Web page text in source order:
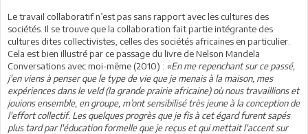
Le travail collaboratif n’est pas sans rapport avec les cultures des
sociétés. Il se trouve que la collaboration fait partie intégrante des
cultures dites collectivistes, celles des sociétés africaines en particulier.
Cela est bien illustré par ce passage du livre de Nelson Mandela
Conversations avec moi-même (2010) : «En me repenchant sur ce passé,
j'en viens à penser que le type de vie que je menais à la maison, mes
expériences dans le veld (la grande prairie africaine) où nous travaillions et
jouions ensemble, en groupe, m’ont sensibilisé très jeune à la conception de
l'effort collectif. Les quelques progrès que je fis à cet égard furent sapés
plus tard par l'éducation formelle que je reçus et qui mettait l'accent sur